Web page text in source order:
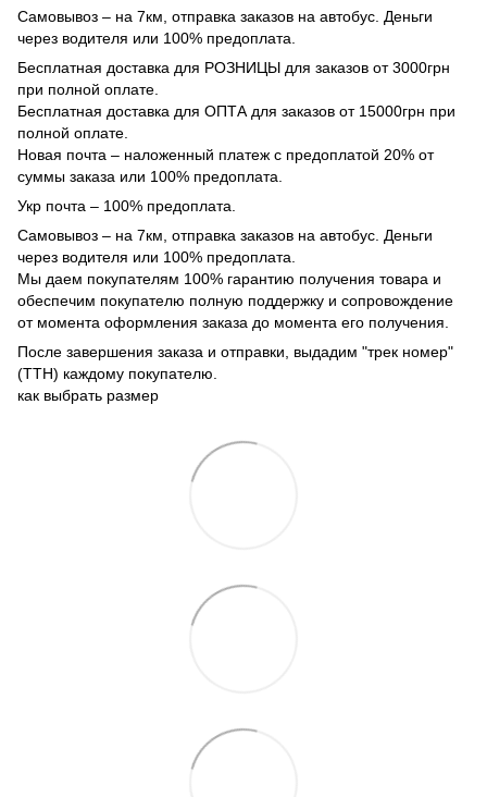
Самовывоз – на 7км, отправка заказов на автобус. Деньги
через водителя или 100% предоплата.
Бесплатная доставка для РОЗНИЦЫ для заказов от 3000грн
при полной оплате.
Бесплатная доставка для ОПТА для заказов от 15000грн при
полной оплате.
Новая почта – наложенный платеж с предоплатой 20% от
суммы заказа или 100% предоплата.
Укр почта – 100% предоплата.
Самовывоз – на 7км, отправка заказов на автобус. Деньги
через водителя или 100% предоплата.
Мы даем покупателям 100% гарантию получения товара и
обеспечим покупателю полную поддержку и сопровождение
от момента оформления заказа до момента его получения.
После завершения заказа и отправки, выдадим "трек номер"
(ТТН) каждому покупателю.
как выбрать размер